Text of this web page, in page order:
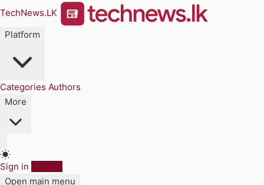
TechNews.LK
Platform
Categories Authors
More
Sign in
Open main menu